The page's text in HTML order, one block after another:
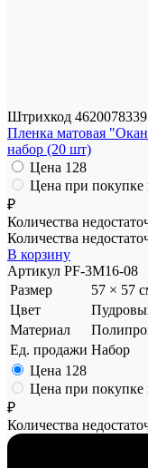
Штрихкод
Пленка матовая
набор (20 шт)
Цена 128
Цена при покупке
₽
Количества
Количества
В корзину
Артикул PF-3M16-08
Размер
57 × 57
Цвет
Материал
Ед. продажи Набор
Цена 128
Цена при покупке
₽
Количества